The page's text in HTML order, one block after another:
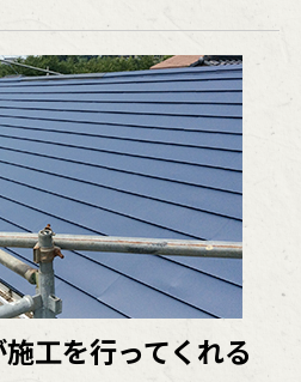
工を行ってくれる